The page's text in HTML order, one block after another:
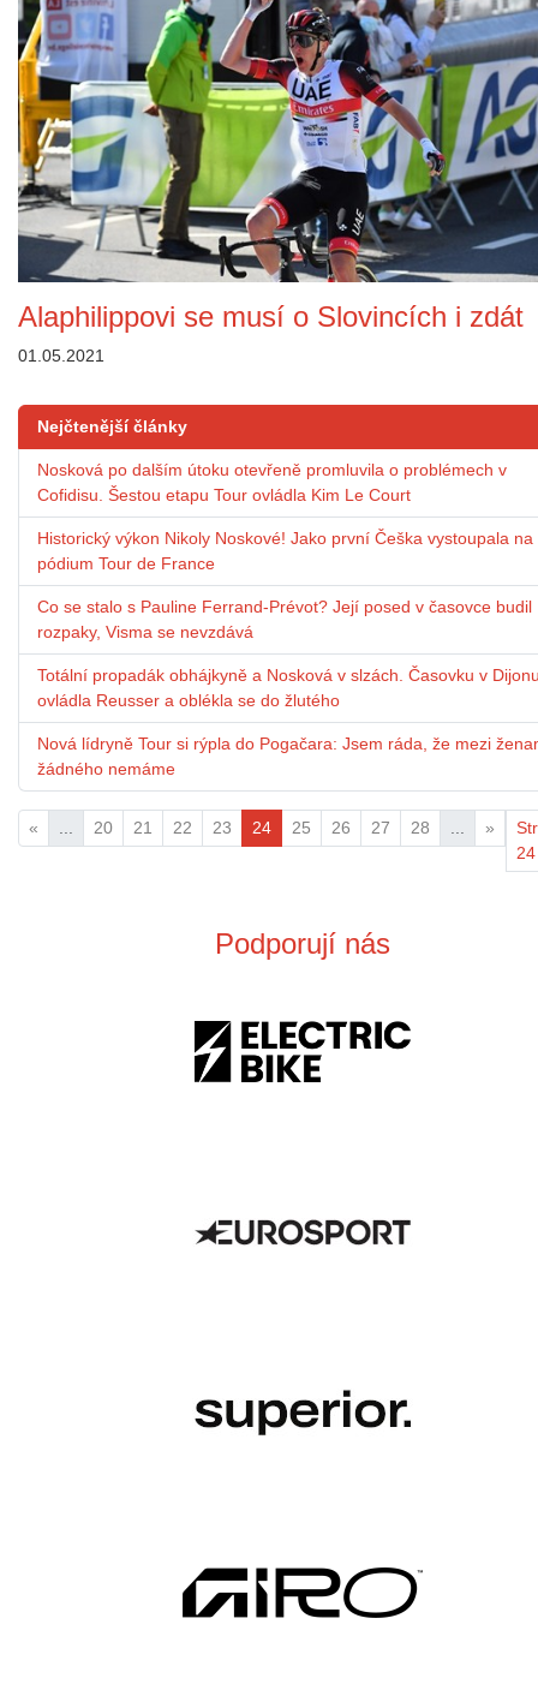
Alaphilippovi se musí o Slovincích i zdát
01.05.2021
Nejčtenější články
Nosková po dalším útoku otevřeně promluvila o problémech v
Cofidisu. Šestou etapu Tour ovládla Kim Le Court
Historický výkon Nikoly Noskové! Jako první Češka vystoupala na
pódium Tour de France
Co se stalo s Pauline Ferrand-Prévot? Její posed v časovce budil
rozpaky, Visma se nevzdává
Totální propadák obhájkyně a Nosková v slzách. Časovku v
ovládla Reusser a oblékla se do žlutého
Nová lídryně Tour si rýpla do Pogačara: Jsem ráda, že mezi
žádného nemáme
« 20 21 22 23 24 25 26 27 28 »
Podporují nás